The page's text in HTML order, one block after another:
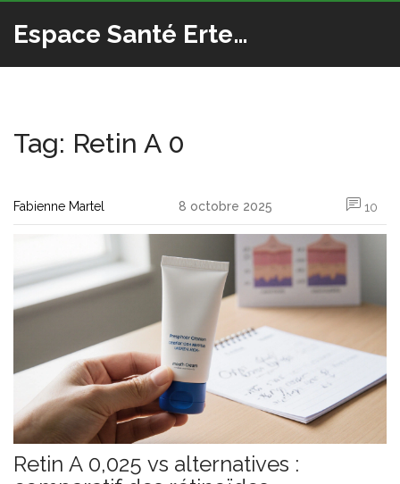
Espace Santé Ertedis
Tag: Retin A 0
Fabienne Martel 8 octobre 2025 10
Retin A 0,025 vs alternatives :